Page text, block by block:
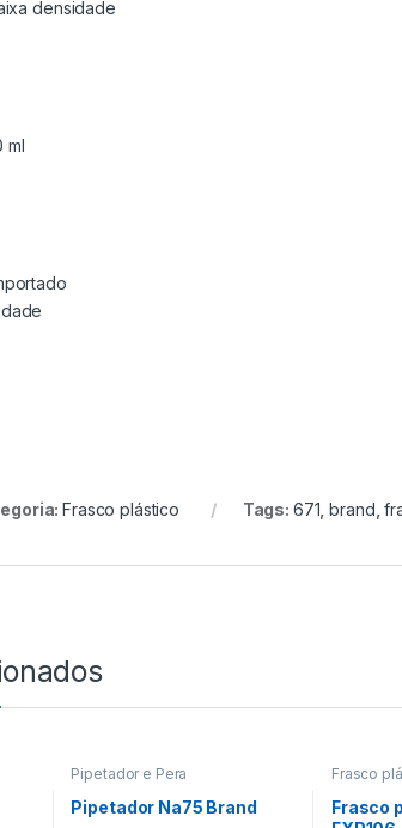
densidade
ml
Frasco plástico Tags: 671 ,brand ,
Pipetador e Pera
Pipetador Na75 Brand
Frasco
Frasco